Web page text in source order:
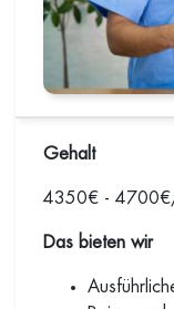
Gehalt
4350€ -
Das bieten wir